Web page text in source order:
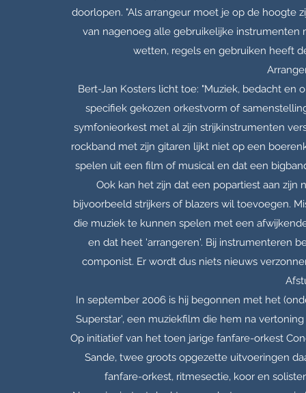
doorlopen. "Als arrangeur moet je op de hoogte
van nagenoeg alle gebruikelijke
wetten, regels en gebruiken heeft
Bert-Jan Kosters licht toe: "Muziek, bedacht
specifiek gekozen orkestvorm of
symfonieorkest met al zijn strijkinstrumenten
rockband met zijn gitaren lijkt niet op een
spelen uit een film of musical en dat een
Ook kan het zijn dat een popartiest aan
bijvoorbeeld strijkers of blazers wil toevoegen.
die muziek te kunnen spelen met een
en dat heet 'arrangeren'. Bij instrumenteren
componist. Er wordt dus niets nieuws
In september 2006 is hij begonnen met het
Superstar', een muziekfilm die hem na
Op initiatief van het toen jarige fanfare-orkest
Sande, twee groots opgezette uitvoeringen
fanfare-orkest, ritmesectie, koor en